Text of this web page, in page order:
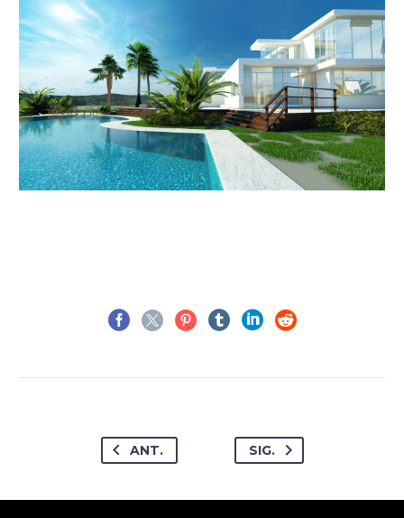
ANT. SIG.